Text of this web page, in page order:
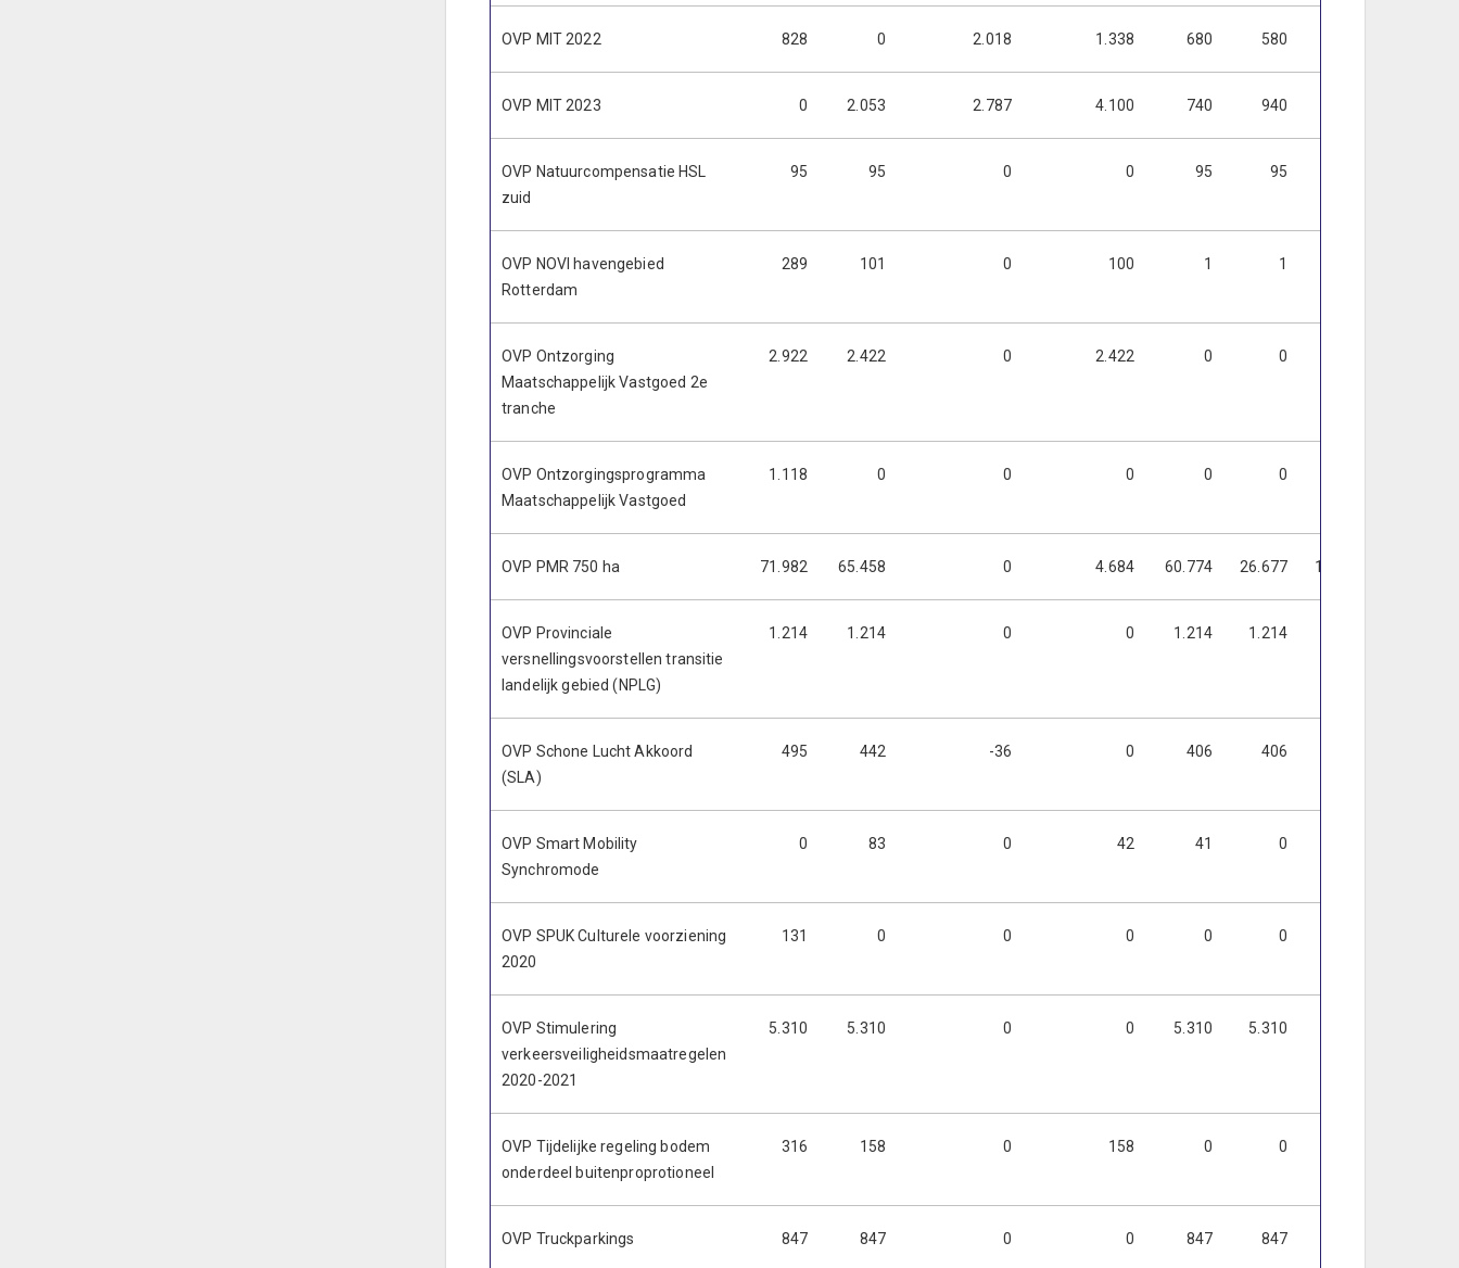
OVP MIT 2022 828 0 2.018 1.338 680 580
OVP MIT 2023 0 2.053 2.787 4.100 740 940
OVP Natuurcompensatie HSL
zuid
95 95 0 0 95 95
OVP NOVI havengebied
Rotterdam
289 101 0 100 1 1
OVP Ontzorging
Maatschappelijk Vastgoed 2e
tranche
2.922 2.422 0 2.422 0 0
OVP Ontzorgingsprogramma
Maatschappelijk Vastgoed
1.118 0 0 0 0 0
OVP PMR 750 ha 71.982 65.458 0 4.684 60.774 26.677 16.238
OVP Provinciale
versnellingsvoorstellen transitie
landelijk gebied (NPLG)
1.214 1.214 0 0 1.214 1.214
OVP Schone Lucht Akkoord
(SLA)
495 442 -36 0 406 406
OVP Smart Mobility
Synchromode
0 83 0 42 41 0
OVP SPUK Culturele voorziening
2020
131 0 0 0 0 0
OVP Stimulering
verkeersveiligheidsmaatregelen
2020-2021
5.310 5.310 0 0 5.310 5.310
OVP Tijdelijke regeling bodem
onderdeel buitenproprotioneel
316 158 0 158 0 0
OVP Truckparkings 847 847 0 0 847 847